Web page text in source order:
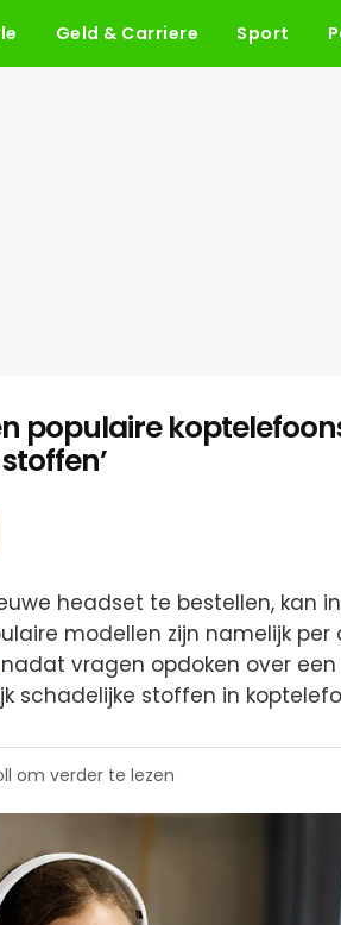
Geld & Carriere Sport
populaire
headset te bestellen, kan
modellen zijn namelijk
nadat vragen opdoken over
schadelijke stoffen in
om verder te lezen